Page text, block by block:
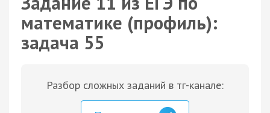
математике (профиль):
задача 55
Разбор сложных заданий в тг-канале: